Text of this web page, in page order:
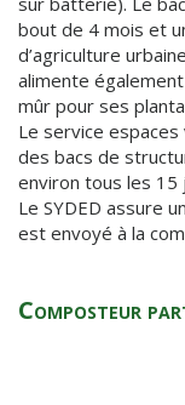
bout de 4 mois et
d’agriculture
alimente
mûr pour ses
Le service
des bacs de
environ tous les 15
Le SYDED assure
est envoyé à la
Composteur